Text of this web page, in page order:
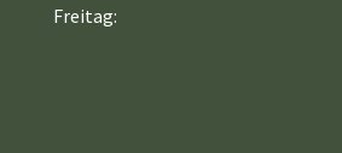
Freitag: